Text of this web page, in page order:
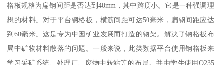
格板规格为扁钢间距是否达到40mm，其中跨度小。它是一种强调理
想的材料。对于平台钢格板，横筋间距可达50毫米，扁钢间距应达
到60毫米。这是专为中国矿业发展而打造的钢架。解决了钢格板布
局中矿物材料散落的问题。一般来说，此类数据平台使用钢格板来
学习采矿系统、处理厂、废物中转站等的布局。并由学生使用Q235